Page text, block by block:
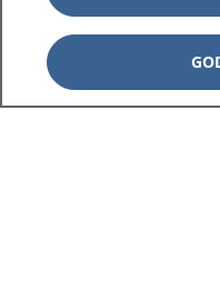
1177 på flera språk